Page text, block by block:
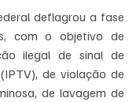
deflagrou a fase
com o objetivo de
ilegal de sinal de
de violação de
de lavagem de